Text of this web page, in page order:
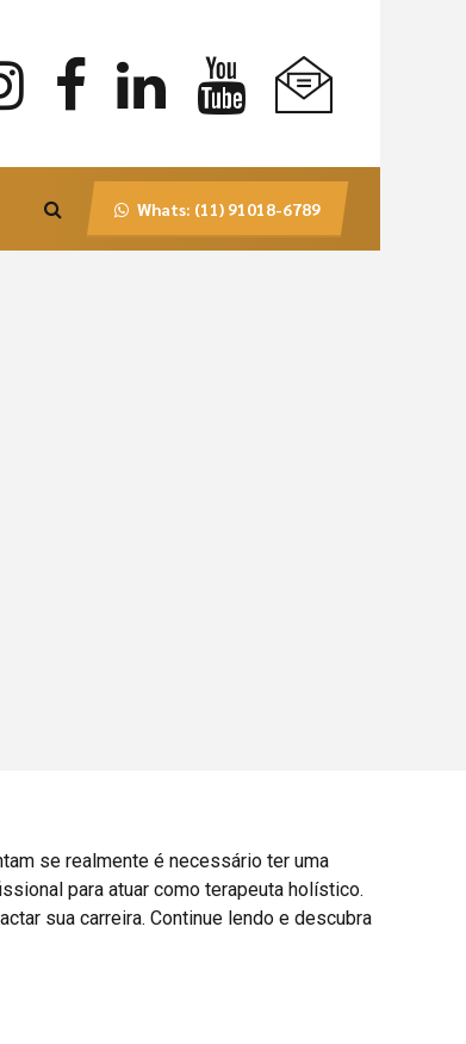
Whats: (11) 91018-6789
se realmente é necessário ter uma
para atuar como terapeuta holístico.
sua carreira. Continue lendo e descubra